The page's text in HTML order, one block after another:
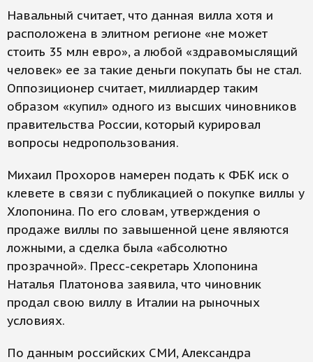
Навальный считает, что данная вилла хотя и
расположена в элитном регионе «не может
стоить 35 млн евро», а любой «здравомыслящий
человек» ее за такие деньги покупать бы не стал.
Оппозиционер считает, миллиардер таким
образом «купил» одного из высших чиновников
правительства России, который курировал
вопросы недропользования.
Михаил Прохоров намерен подать к ФБК иск о
клевете в связи с публикацией о покупке виллы у
Хлопонина. По его словам, утверждения о
продаже виллы по завышенной цене являются
ложными, а сделка была «абсолютно
прозрачной». Пресс-секретарь Хлопонина
Наталья Платонова заявила, что чиновник
продал свою виллу в Италии на рыночных
условиях.
По данным российских СМИ, Александра